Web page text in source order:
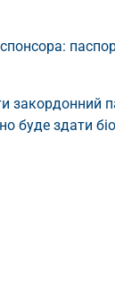
закордонний
буде здати